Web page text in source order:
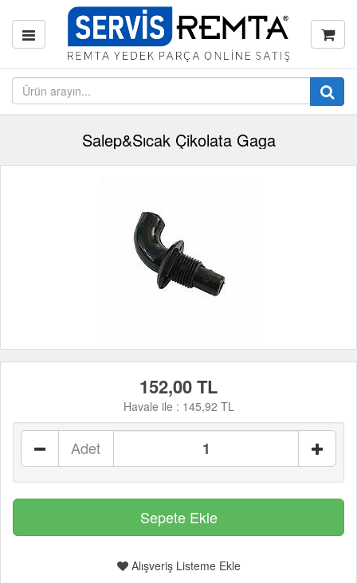
Salep&Sıcak Çikolata Gaga
152,00 TL
Havale ile : 145,92 TL
Adet
Alışveriş Listeme Ekle